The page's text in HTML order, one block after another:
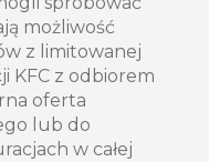
możliwość
z limitowanej
KFC z odbiorem
oferta
lub do
w całej